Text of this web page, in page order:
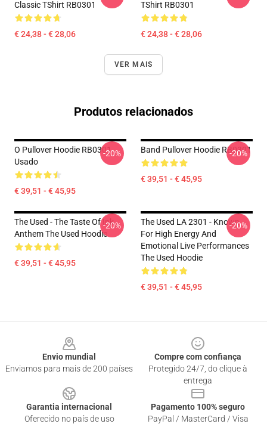
Classic TShirt RB0301
€ 24,38 - € 28,06
TShirt RB0301
€ 24,38 - € 28,06
VER MAIS
Produtos relacionados
O Pullover Hoodie RB0301
Usado
€ 39,51 - € 45,95
-20% Band Pullover Hoodie RB0301
€ 39,51 - € 45,95
-20%
The Used - The Taste Of Ink
Anthem The Used Hoodie
€ 39,51 - € 45,95
-20%
The Used LA 2301 - Known
For High Energy And
Emotional Live Performances
The Used Hoodie
€ 39,51 - € 45,95
-20%
Envio mundial
Enviamos para mais de 200 países
Compre com confiança
Protegido 24/7, do clique à
entrega
Garantia internacional
Oferecido no país de uso
Pagamento 100% seguro
PayPal / MasterCard / Visa